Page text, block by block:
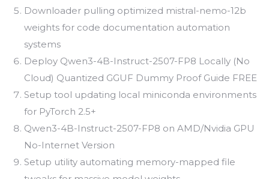
Downloader pulling optimized mistral-nemo-12b
weights for code documentation automation
systems
Deploy Qwen3-4B-Instruct-2507-FP8 Locally (No
Cloud) Quantized GGUF Dummy Proof Guide FREE
Setup tool updating local miniconda environments
for PyTorch 2.5+
Qwen3-4B-Instruct-2507-FP8 on AMD/Nvidia GPU
No-Internet Version
Setup utility automating memory-mapped file